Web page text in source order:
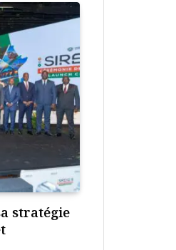
stratégie